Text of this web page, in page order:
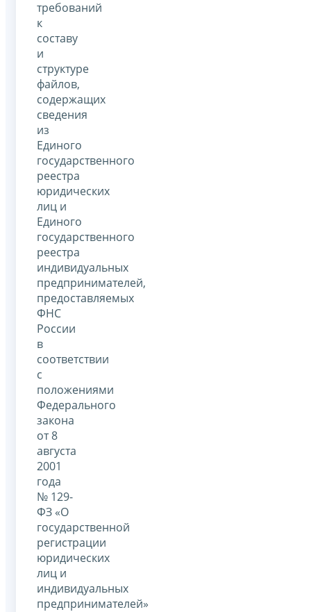
требований
к
составу
и
структуре
файлов,
содержащих
сведения
из
Единого
государственного
реестра
юридических
лиц и
Единого
государственного
реестра
индивидуальных
предпринимателей,
предоставляемых
ФНС
России
в
соответствии
с
положениями
Федерального
закона
от 8
августа
2001
года
№ 129-
ФЗ «О
государственной
регистрации
юридических
лиц и
индивидуальных
предпринимателей»